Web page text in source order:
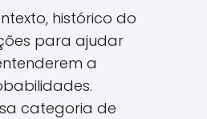
histórico do
para ajudar
a
categoria de